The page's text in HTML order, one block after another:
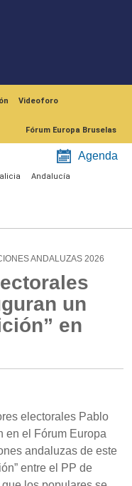
Videoforo
Fórum Europa Bruselas
Agenda
Andalucía
ANDALUZAS 2026
un
en
electorales Pablo
en el Fórum Europa
andaluzas de este
entre el PP de